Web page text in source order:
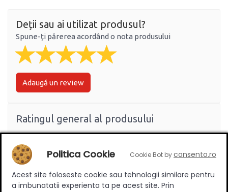
Deții sau ai utilizat produsul?
Spune-ți părerea acordând o nota produsului
Adaugă un review
Ratingul general al produsului
0(0 review-uri)
Politica Cookie Cookie Bot byconsento.ro
Acest site foloseste cookie sau tehnologii similare pentru
a imbunatatii experienta ta pe acest site. Prin